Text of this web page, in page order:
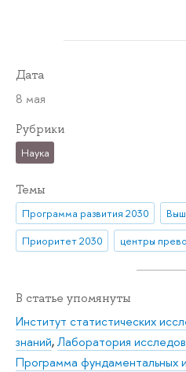
Дата
8 мая
Рубрики
Наука
Темы
Программа развития 2030
Приоритет 2030
центры
В статье упомянуты
Институт статистических
знаний,Лаборатория
Программа